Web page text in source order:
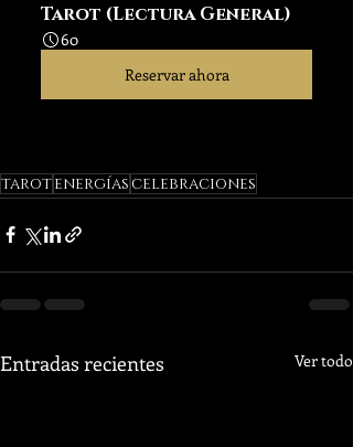
Tarot (Lectura General)
60
Reservar ahora
tarotenergías celebraciones
Entradas recientes Ver todo